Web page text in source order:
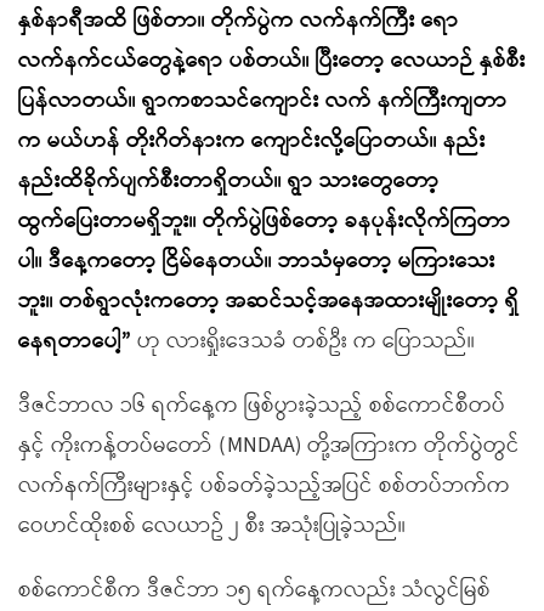
နှစ်နာရီအထိ ဖြစ်တာ။ တိုက်ပွဲက လက်နက်ကြီး ရော
လက်နက်ငယ်တွေနဲ့ရော ပစ်တယ်။ ပြီးတော့ လေယာဉ် နှစ်စီး
ပြန်လာတယ်။ ရွာကစာသင်ကျောင်း လက် နက်ကြီးကျတာ
က မယ်ဟန် တိုးဂိတ်နားက ကျောင်းလို့ပြောတယ်။ နည်း
နည်းထိခိုက်ပျက်စီးတာရှိတယ်။ ရွာ သားတွေတော့
ထွက်ပြေးတာမရှိဘူး။ တိုက်ပွဲဖြစ်တော့ ခနပုန်းလိုက်ကြတာ
ပါ။ ဒီနေ့ကတော့ ငြိမ်နေတယ်။ ဘာသံမှတော့ မကြားသေး
ဘူး။ တစ်ရွာလုံးကတော့ အဆင်သင့်အနေအထားမျိုးတော့ ရှိ
နေရတာပေါ့” ဟု လားရှိုးဒေသခံ တစ်ဦး က ပြောသည်။
ဒီဇင်ဘာလ ၁၆ ရက်နေ့က ဖြစ်ပွားခဲ့သည့် စစ်ကောင်စီတပ်
နှင့် ကိုးကန့်တပ်မတော် (MNDAA) တို့အကြားက တိုက်ပွဲတွင်
လက်နက်ကြီးများနှင့် ပစ်ခတ်ခဲ့သည့်အပြင် စစ်တပ်ဘက်က
ဝေဟင်ထိုးစစ် လေယာဥ် ၂ စီး အသုံးပြုခဲ့သည်။
စစ်ကောင်စီက ဒီဇင်ဘာ ၁၅ ရက်နေ့ကလည်း သံလွင်မြစ်